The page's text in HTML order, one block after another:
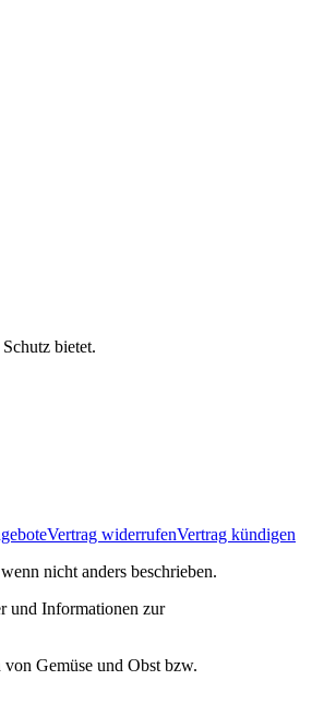
bietet.
Vertrag widerrufenVertrag kündigen
nicht anders beschrieben.
und Informationen zur
Gemüse und Obst bzw.